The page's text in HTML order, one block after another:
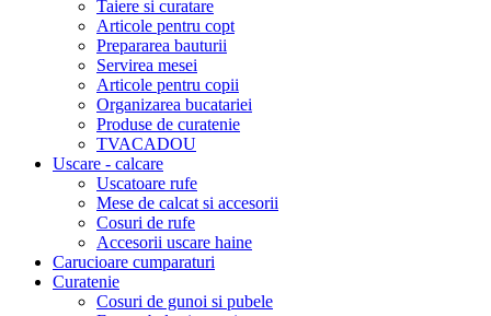
Taiere si curatare
Articole pentru copt
Prepararea bauturii
Servirea mesei
Articole pentru copii
Organizarea bucatariei
Produse de curatenie
TVACADOU
Uscare - calcare
Uscatoare rufe
Mese de calcat si accesorii
Cosuri de rufe
Accesorii uscare haine
Carucioare cumparaturi
Curatenie
Cosuri de gunoi si pubele